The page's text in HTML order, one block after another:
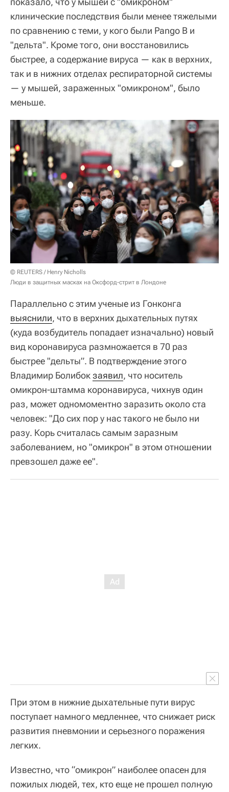
клинические последствия были менее тяжелыми
по сравнению с теми, у кого были Pango B и
"дельта". Кроме того, они восстановились
быстрее, а содержание вируса — как в верхних,
так и в нижних отделах респираторной системы
— у мышей, зараженных "омикроном", было
меньше.
© REUTERS / Henry Nicholls
Люди в защитных масках на Оксфорд-стрит в Лондоне
Параллельно с этим ученые из Гонконга
выяснили, что в верхних дыхательных путях
(куда возбудитель попадает изначально) новый
вид коронавируса размножается в 70 раз
быстрее "дельты”. В подтверждение этого
Владимир Болибокзаявил, что носитель
омикрон-штамма коронавируса, чихнув один
раз, может одномоментно заразить около ста
человек: "До сих пор у нас такого не было ни
разу. Корь считалась самым заразным
заболеванием, но "омикрон" в этом отношении
превзошел даже ее".
При этом в нижние дыхательные пути вирус
поступает намного медленнее, что снижает риск
развития пневмонии и серьезного поражения
легких.
Известно, что “омикрон” наиболее опасен для
пожилых людей, тех, кто еще не прошел полную